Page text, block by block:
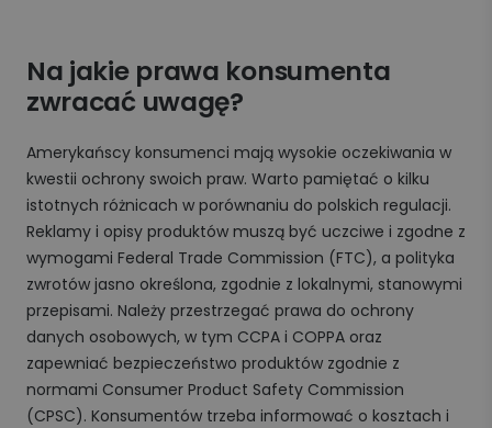
Na jakie prawa konsumenta
zwracać uwagę?
Amerykańscy konsumenci mają wysokie oczekiwania w
kwestii ochrony swoich praw. Warto pamiętać o kilku
istotnych różnicach w porównaniu do polskich regulacji.
Reklamy i opisy produktów muszą być uczciwe i zgodne z
wymogami Federal Trade Commission (FTC), a polityka
zwrotów jasno określona, zgodnie z lokalnymi, stanowymi
przepisami. Należy przestrzegać prawa do ochrony
danych osobowych, w tym CCPA i COPPA oraz
zapewniać bezpieczeństwo produktów zgodnie z
normami Consumer Product Safety Commission
(CPSC). Konsumentów trzeba informować o kosztach i